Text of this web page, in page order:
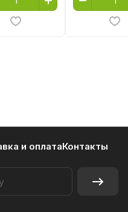
и оплатаКонтакты